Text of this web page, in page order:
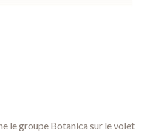
le groupe Botanica sur le volet